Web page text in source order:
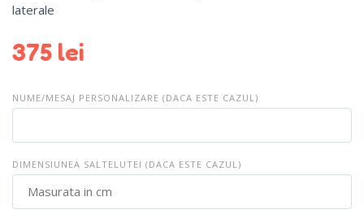
laterale
375 lei
NUME/MESAJ PERSONALIZARE (DACA ESTE CAZUL)
DIMENSIUNEA SALTELUTEI (DACA ESTE CAZUL)